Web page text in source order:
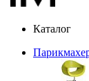
Каталог